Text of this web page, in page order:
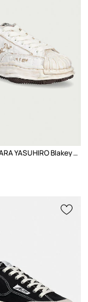
Maison MIHARA YASUHIRO Blakey кеды низкие